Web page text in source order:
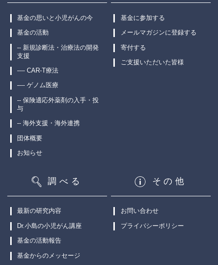
基金の思いと小児がんの今
基金の活動
-- 新規診断法・治療法の開発
支援
---- CAR-T療法
---- ゲノム医療
-- 保険適応外薬剤の入手・投
与
-- 海外支援・海外連携
団体概要
お知らせ
基金に参加する
メールマガジンに登録する
寄付する
ご支援いただいた皆様
調べる
最新の研究内容
Dr.小島の小児がん講座
基金の活動報告
基金からのメッセージ
その他
お問い合わせ
プライバシーポリシー